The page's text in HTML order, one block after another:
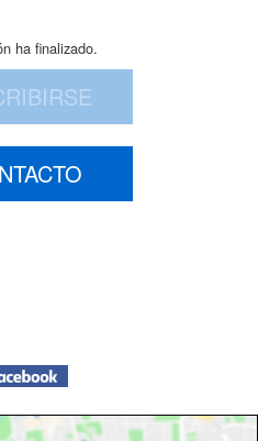
ha finalizado.